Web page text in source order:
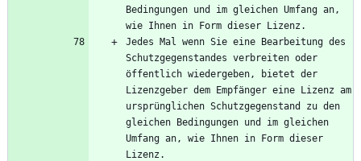
Bedingungen und im gleichen Umfang an,
Jedes Mal wenn Sie eine Bearbeitung des
Schutzgegenstandes verbreiten oder
öffentlich wiedergeben, bietet der
Lizenzgeber dem Empfänger eine Lizenz am
ursprünglichen Schutzgegenstand zu den
gleichen Bedingungen und im gleichen
Umfang an, wie Ihnen in Form dieser